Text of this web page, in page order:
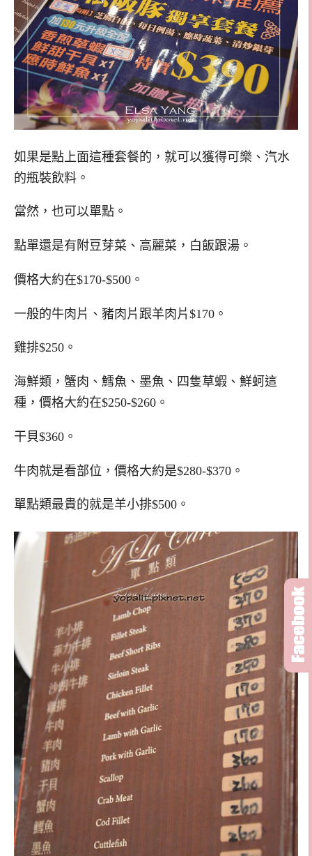
如果是點上面這種套餐的，就可以獲得可樂、汽水
的瓶裝飲料。
當然，也可以單點。
點單還是有附豆芽菜、高麗菜，白飯跟湯。
價格大約在$170-$500。
一般的牛肉片、豬肉片跟羊肉片$170。
雞排$250。
海鮮類，蟹肉、鱈魚、墨魚、四隻草蝦、鮮蚵這
種，價格大約在$250-$260。
干貝$360。
牛肉就是看部位，價格大約是$280-$370。
單點類最貴的就是羊小排$500。